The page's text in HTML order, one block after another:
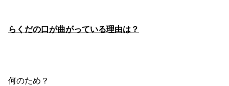
らくだの口が曲がっている理由は？
何のため？